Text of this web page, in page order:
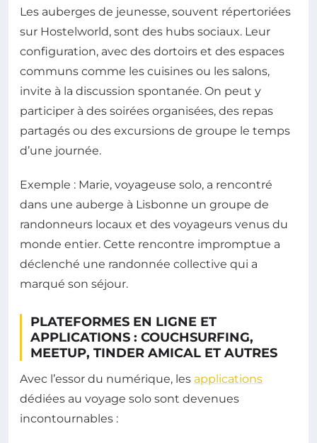
Les auberges de jeunesse, souvent répertoriées
sur Hostelworld, sont des hubs sociaux. Leur
configuration, avec des dortoirs et des espaces
communs comme les cuisines ou les salons,
invite à la discussion spontanée. On peut y
participer à des soirées organisées, des repas
partagés ou des excursions de groupe le temps
d’une journée.
Exemple : Marie, voyageuse solo, a rencontré
dans une auberge à Lisbonne un groupe de
randonneurs locaux et des voyageurs venus du
monde entier. Cette rencontre impromptue a
déclenché une randonnée collective qui a
marqué son séjour.
PLATEFORMES EN LIGNE ET
APPLICATIONS : COUCHSURFING,
MEETUP, TINDER AMICAL ET AUTRES
Avec l’essor du numérique, les applications
dédiées au voyage solo sont devenues
incontournables :